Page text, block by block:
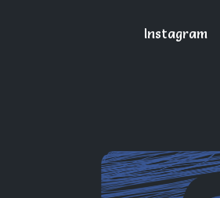
Instagram